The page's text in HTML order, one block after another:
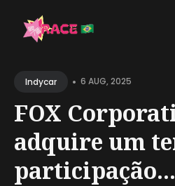
forIndycar • 6 AUG, 2025
FOX
adquire um
participação...